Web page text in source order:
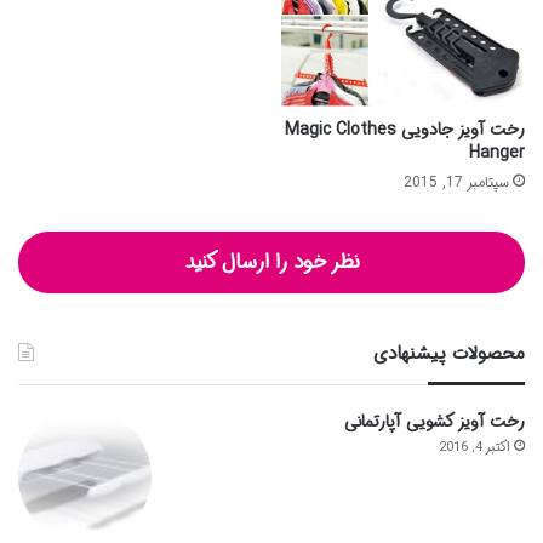
رخت آویز جادویی Magic Clothes
Hanger
سپتامبر 17, 2015
نظر خود را ارسال کنید
محصولات پیشنهادی
رخت آویز کشویی آپارتمانی
اکتبر 4, 2016